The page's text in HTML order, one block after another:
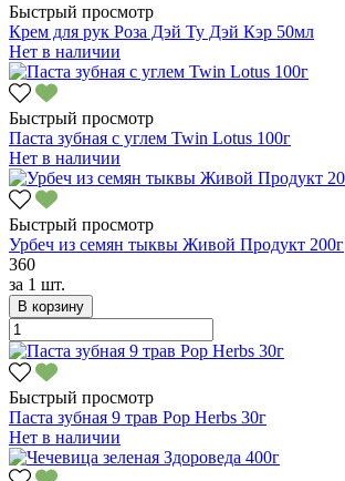
Быстрый просмотр
Крем для рук Роза Дэй Ту Дэй Кэр 50мл
Нет в наличии
Быстрый просмотр
Паста зубная с углем Twin Lotus 100г
Нет в наличии
Быстрый просмотр
Урбеч из семян тыквы Живой Продукт 200г
360
за 1 шт.
В корзину
Быстрый просмотр
Паста зубная 9 трав Pop Herbs 30г
Нет в наличии